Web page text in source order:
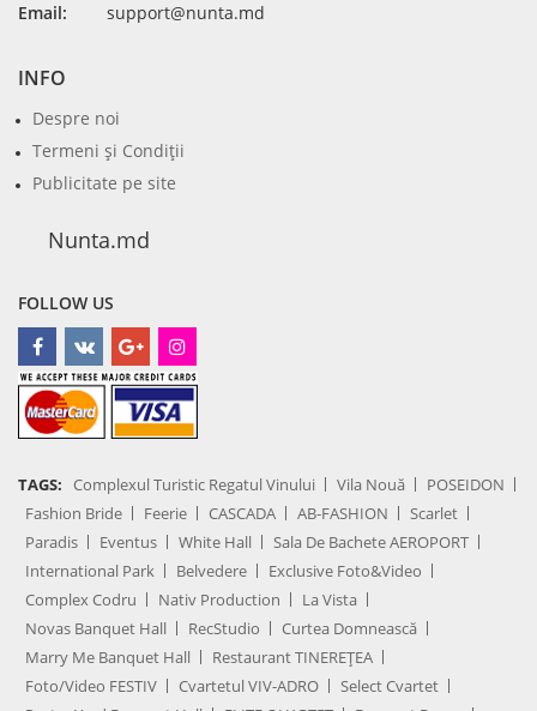
Email:
support@nunta.md
INFO
Despre noi
Termeni şi Condiţii
Publicitate pe site
Nunta.md
FOLLOW US
TAGS: Complexul Turistic Regatul Vinului Vila Nouă
POSEIDON
Fashion Bride
Feerie CASCADA AB-FASHION
Scarlet
Paradis
Eventus White Hall
Sala De Bachete AEROPORT
International Park
Belvedere
Exclusive Foto&Video
Complex Codru
Nativ Production
La Vista
Novas Banquet Hall
RecStudio
Curtea Domnească
Marry Me Banquet Hall
Restaurant TINEREȚEA
Foto/Video FESTIV
Cvartetul VIV-ADRO
Select Cvartet